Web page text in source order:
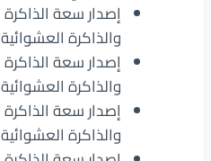
والذاكرة العشوائية 6 جيجابايت.
والذاكرة العشوائية 6 جيجابايت.
والذاكرة العشوائية 6 جيجابايت.